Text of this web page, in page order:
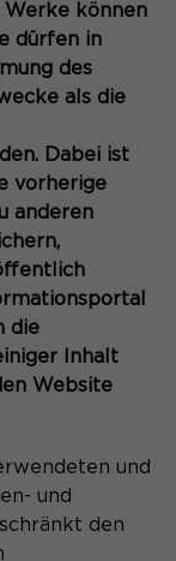
Werke können
dürfen in
des
als die
Dabei ist
vorherige
anderen
die
Inhalt
Website
und
und
den